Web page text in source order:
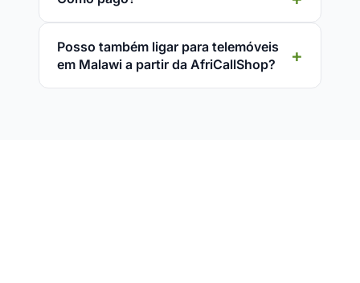
Posso também ligar para telemóveis
em Malawi a partir da AfriCallShop?